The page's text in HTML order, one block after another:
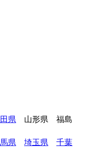
県 山形県
福島
県 埼玉県
千葉